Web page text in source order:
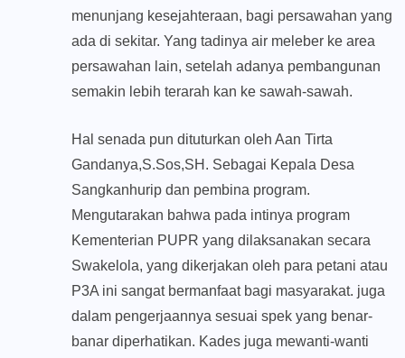
menunjang kesejahteraan, bagi persawahan yang
ada di sekitar. Yang tadinya air meleber ke area
persawahan lain, setelah adanya pembangunan
semakin lebih terarah kan ke sawah-sawah.
Hal senada pun dituturkan oleh Aan Tirta
Gandanya,S.Sos,SH. Sebagai Kepala Desa
Sangkanhurip dan pembina program.
Mengutarakan bahwa pada intinya program
Kementerian PUPR yang dilaksanakan secara
Swakelola, yang dikerjakan oleh para petani atau
P3A ini sangat bermanfaat bagi masyarakat. juga
dalam pengerjaannya sesuai spek yang benar-
banar diperhatikan. Kades juga mewanti-wanti